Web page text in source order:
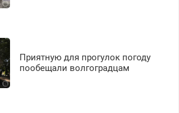
Приятную для прогулок погоду
пообещали волгоградцам